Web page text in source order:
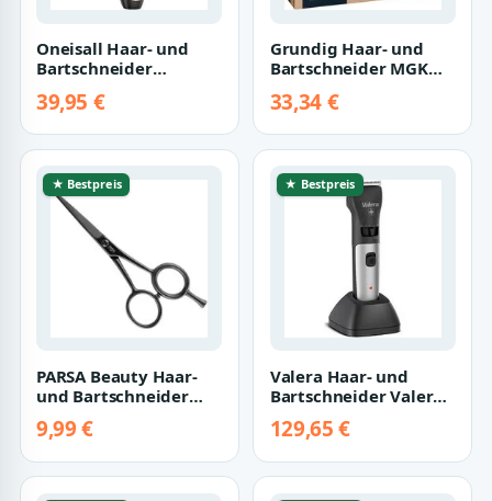
Oneisall Haar- und
Bartschneider
Tierhaartrimmer Set
39,95 €
Grundig Haar- und
Bartschneider MGK
33,34 €
★ Bestpreis
PARSA Beauty Haar-
und Bartschneider
Men Haar- und
Bartschere aus Edel…
9,99 €
★ Bestpreis
Valera Haar- und
Bartschneider Valera
Swiss Excellence Plus
schwarz/gr…
129,65 €